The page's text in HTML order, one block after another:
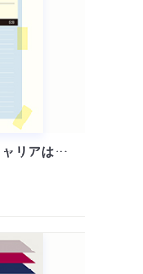
「とりあえず」でキャリアは決まる